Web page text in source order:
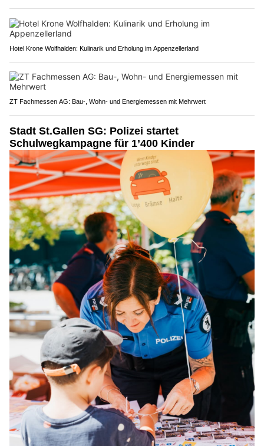
Hotel Krone Wolfhalden: Kulinarik und Erholung im Appenzellerland
ZT Fachmessen AG: Bau-, Wohn- und Energiemessen mit Mehrwert
Stadt St.Gallen SG: Polizei startet
Schulwegkampagne für 1’400 Kinder